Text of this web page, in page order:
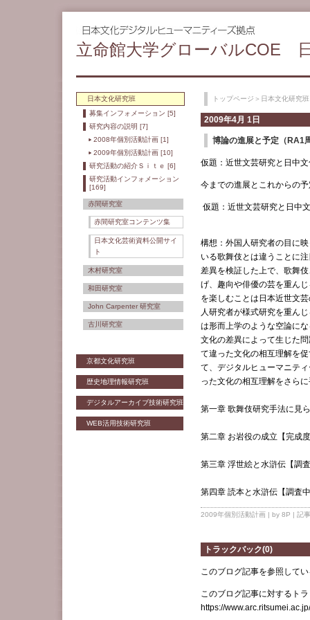
立命館大学グローバルCOE
日本文化研究班
募集インフォメーション [5]
研究内容の説明 [7]
2008年個別活動計画 [1]
2009年個別活動計画 [10]
研究活動の紹介Ｓｉｔｅ [6]
研究活動インフォメーション
[169]
赤間研究室
赤間研究室コンテンツ集
日本文化芸術資料公開サイ
ト
木村研究室
和田研究室
John Carpenter 研究室
古川研究室
京都文化研究班
歴史地理情報研究班
デジタルアーカイブ技術研究班
WEB活用技術研究班
トップページ ＞ 日本文化研究班
2009年4月 1日
博論の進展と予定（RA1
仮題：近世文芸研究と日中
今までの進展とこれからの
仮題：近世文芸研究と日中
構想：外国人研究者の目に
いる歌舞伎とは違うことに
差異を検証した上で、歌舞
げ、趣向や俳優の芸を重ん
を楽しむことは日本近世文
人研究者が様式研究を重ん
は形而上学のような空論に
文化の差異によって生じた
て違った文化の相互理解を
て、デジタルヒューマニテ
った文化の相互理解をさら
第一章 歌舞伎研究手法に見
第二章 お岩役の成立【完成
第三章 浮世絵と水滸伝【調
第四章 読本と水滸伝【調査
2009年個別活動計画 | by 8P | 記
トラックバック(0)
このブログ記事を参照して
このブログ記事に対するト
https://